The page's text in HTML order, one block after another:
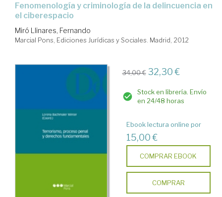
Fenomenología y criminología de la delincuencia en
el ciberespacio
Miró Llinares, Fernando
Marcial Pons, Ediciones Jurídicas y Sociales. Madrid, 2012
34,00 € 32,30 €
Stock en librería. Envío
en 24/48 horas
Ebook lectura online por
15,00 €
COMPRAR EBOOK
COMPRAR